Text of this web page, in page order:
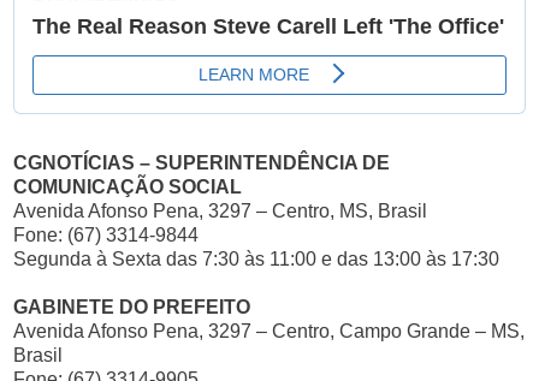
CGNOTÍCIAS – SUPERINTENDÊNCIA DE
COMUNICAÇÃO SOCIAL
Avenida Afonso Pena, 3297 – Centro, MS, Brasil
Fone: (67) 3314-9844
Segunda à Sexta das 7:30 às 11:00 e das 13:00 às 17:30
GABINETE DO PREFEITO
Avenida Afonso Pena, 3297 – Centro, Campo Grande – MS,
Brasil